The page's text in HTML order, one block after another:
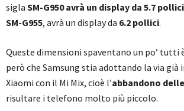
sigla SM-G950 avrà un display da 5.7 pollici
SM-G955, avrà un display da 6.2 pollici.
Queste dimensioni spaventano un po’ tutti
però che Samsung stia adottando la via già
Xiaomi con il Mi Mix, cioè l’abbandono
risultare i telefono molto più piccolo.